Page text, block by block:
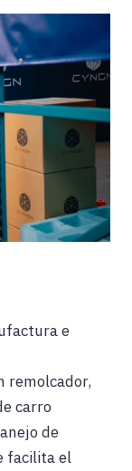
e
remolcador,
carro
de
facilita el